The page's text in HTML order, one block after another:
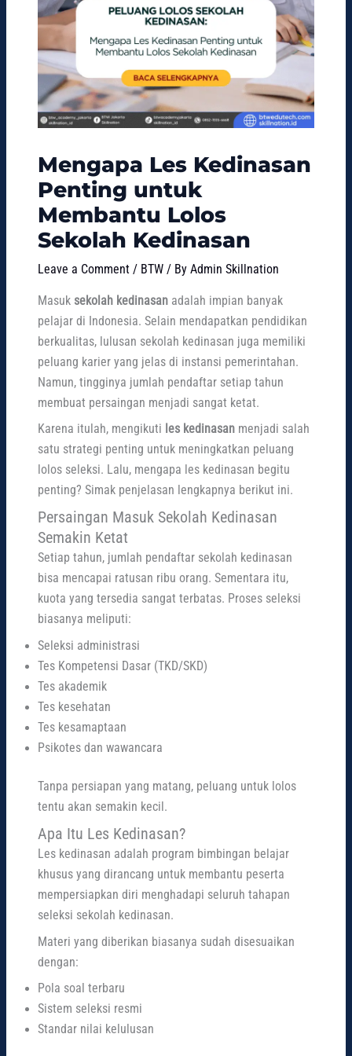
Mengapa Les Kedinasan
Penting untuk
Membantu Lolos
Sekolah Kedinasan
Leave a Comment / BTW / ByAdmin Skillnation
Masuk sekolah kedinasan adalah impian banyak
pelajar di Indonesia. Selain mendapatkan pendidikan
berkualitas, lulusan sekolah kedinasan juga memiliki
peluang karier yang jelas di instansi pemerintahan.
Namun, tingginya jumlah pendaftar setiap tahun
membuat persaingan menjadi sangat ketat.
Karena itulah, mengikuti les kedinasan menjadi salah
satu strategi penting untuk meningkatkan peluang
lolos seleksi. Lalu, mengapa les kedinasan begitu
penting? Simak penjelasan lengkapnya berikut ini.
Persaingan Masuk Sekolah Kedinasan
Semakin Ketat
Setiap tahun, jumlah pendaftar sekolah kedinasan
bisa mencapai ratusan ribu orang. Sementara itu,
kuota yang tersedia sangat terbatas. Proses seleksi
biasanya meliputi:
Seleksi administrasi
Tes Kompetensi Dasar (TKD/SKD)
Tes akademik
Tes kesehatan
Tes kesamaptaan
Psikotes dan wawancara
Tanpa persiapan yang matang, peluang untuk lolos
tentu akan semakin kecil.
Apa Itu Les Kedinasan?
Les kedinasan adalah program bimbingan belajar
khusus yang dirancang untuk membantu peserta
mempersiapkan diri menghadapi seluruh tahapan
seleksi sekolah kedinasan.
Materi yang diberikan biasanya sudah disesuaikan
dengan:
Pola soal terbaru
Sistem seleksi resmi
Standar nilai kelulusan